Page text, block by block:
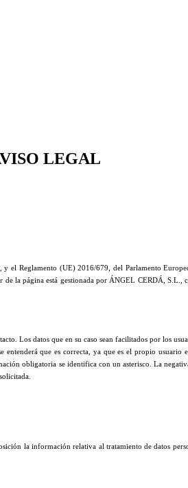
LEGAL
Reglamento (UE) 2016/679, del Parlamento
la página está gestionada por ÁNGEL CERDÁ,
Los datos que en su caso sean facilitados por los
que es correcta, ya que es el propio
obligatoria se identifica con un asterisco. La
la información relativa al tratamiento de datos